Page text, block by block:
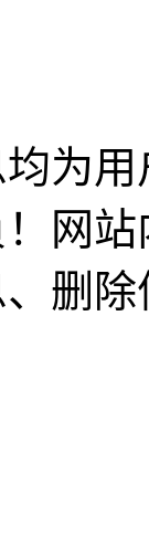
为
网
删